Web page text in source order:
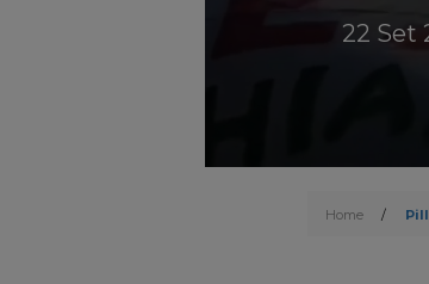
22 Set
Home /